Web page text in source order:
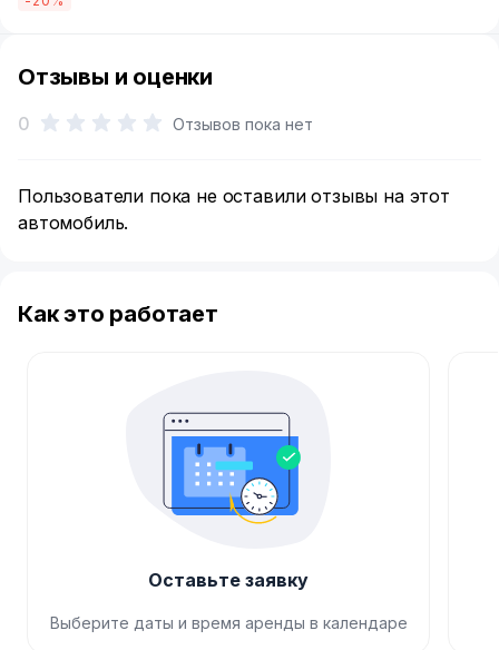
Отзывы и оценки
0 Отзывов пока нет
Пользователи пока не оставили отзывы на этот
автомобиль.
Как это работает
Оставьте заявку
Выберите даты и время аренды в календаре